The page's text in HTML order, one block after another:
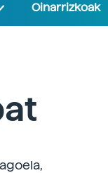
Oinarrizkoak